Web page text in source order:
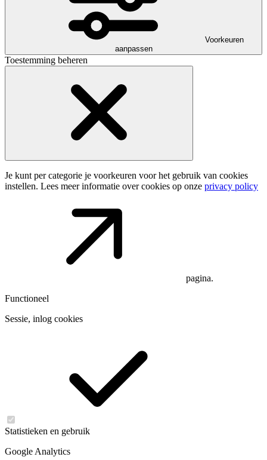
Voorkeuren
aanpassen
Toestemming beheren
Je kunt per categorie je voorkeuren voor het gebruik van cookies
instellen. Lees meer informatie over cookies op onze privacy policy
pagina.
Functioneel
Sessie, inlog cookies
Statistieken en gebruik
Google Analytics